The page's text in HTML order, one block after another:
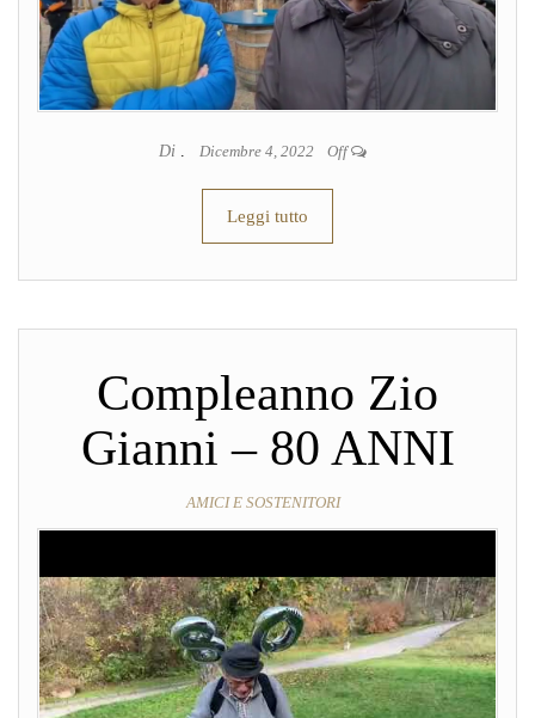
Di Dicembre 4, 2022 Off
Leggi tutto
Compleanno Zio
Gianni – 80 ANNI
AMICI E SOSTENITORI